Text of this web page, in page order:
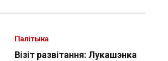
Візіт развітання: Лукашэнка
Палітыка